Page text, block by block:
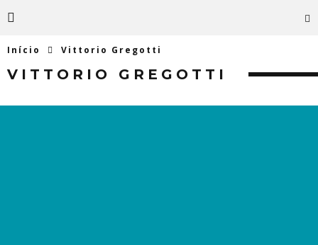
Início Vittorio Gregotti
VITTORIO GREGOTTI